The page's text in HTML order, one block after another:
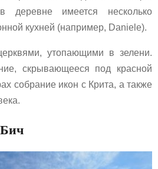
имеется несколько
кухней (например, Daniele).
утопающими в зелени.
скрывающееся под красной
собрание икон с Крита, а также